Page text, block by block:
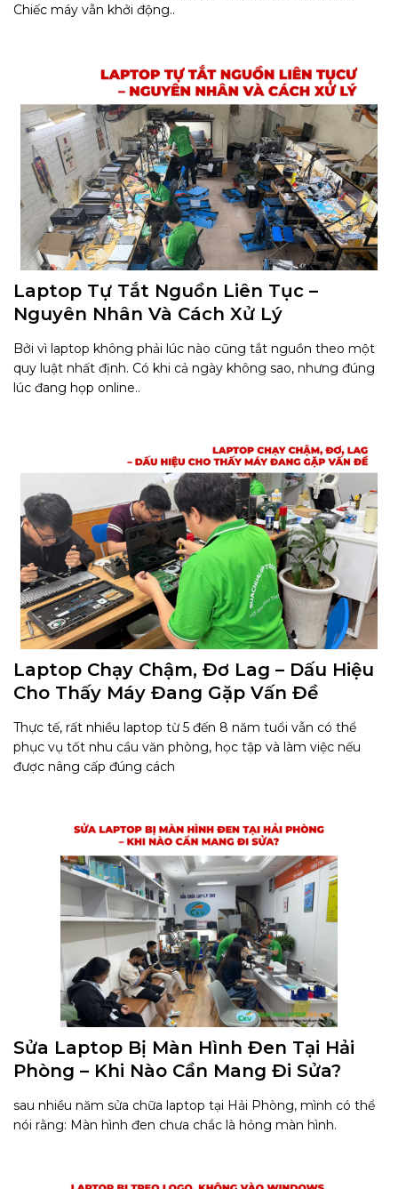
Chiếc máy vẫn khởi động..
Laptop Tự Tắt Nguồn Liên Tục –
Nguyên Nhân Và Cách Xử Lý
Bởi vì laptop không phải lúc nào cũng tắt nguồn theo một
quy luật nhất định. Có khi cả ngày không sao, nhưng đúng
lúc đang họp online..
Laptop Chạy Chậm, Đơ Lag – Dấu Hiệu
Cho Thấy Máy Đang Gặp Vấn Đề​
Thực tế, rất nhiều laptop từ 5 đến 8 năm tuổi vẫn có thể
phục vụ tốt nhu cầu văn phòng, học tập và làm việc nếu
được nâng cấp đúng cách
Sửa Laptop Bị Màn Hình Đen Tại Hải
Phòng – Khi Nào Cần Mang Đi Sửa?
sau nhiều năm sửa chữa laptop tại Hải Phòng, mình có thể
nói rằng: Màn hình đen chưa chắc là hỏng màn hình.